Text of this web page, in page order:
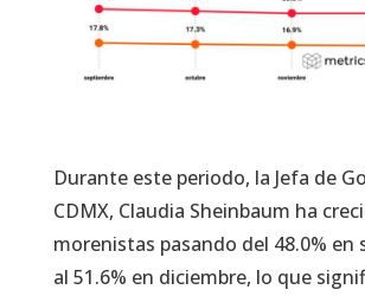
Durante este periodo, la Jefa de
CDMX, Claudia Sheinbaum ha
morenistas pasando del 48.0% en
al 51.6% en diciembre, lo que